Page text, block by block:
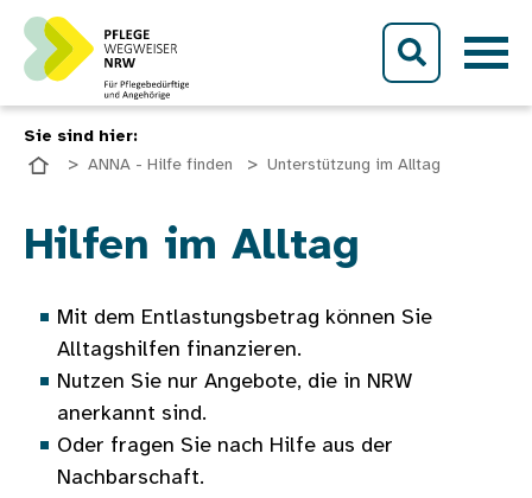
Direkt zum Inhalt
Sie sind hier:
ANNA - Hilfe finden
Unterstützung im Alltag
BildHilfen im Alltag
Mit dem Entlastungsbetrag können Sie
Alltagshilfen finanzieren.
Nutzen Sie nur Angebote, die in NRW
anerkannt sind.
Oder fragen Sie nach Hilfe aus der
Nachbarschaft.